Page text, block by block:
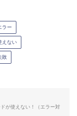
ラー
えない
敗
が使えない！（エラー対